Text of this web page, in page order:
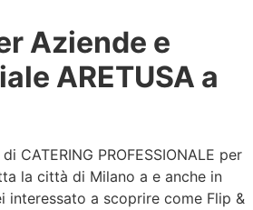
Aziende e
ARETUSA a
CATERING PROFESSIONALE per
la città di Milano a e anche in
interessato a scoprire come Flip &